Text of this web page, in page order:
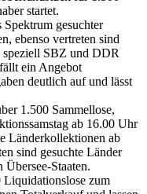
startet.
gesuchter
ebenso vertreten sind
speziell SBZ und DDR
ein Angebot
deutlich auf und lässt
1.500 Sammellose,
ab 16.00 Uhr
Länderkollektionen ab
sind gesuchte Länder
Staaten.
Liquidationslose zum